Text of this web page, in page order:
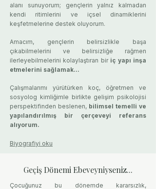
alanı sunuyorum; gençlerinyalnız kalmadan
kendi ritimlerini ve içsel dinamiklerini
keşfetmelerine destek oluyorum.
Amacım, gençlerin belirsizlikle başa
çıkabilmelerini ve belirsizliğe rağmen
ilerleyebilmelerini kolaylaştıran bir iç yapı inşa
etmelerini sağlamak...
Çalışmalarımı yürütürken koç, öğretmen ve
sosyolog kimliğimle birlikte gelişim psikolojisi
perspektifinden beslenen, bilimsel temelli ve
yapılandırılmış bir çerçeveyi referans
alıyorum.​
Biyografiyi oku
Geçiş Dönemi Ebeveyniyseniz...
Çocuğunuz bu dönemde kararsızlık,